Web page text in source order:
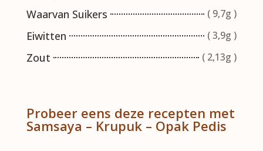
Waarvan Suikers ( 9,7g )
Eiwitten ( 3,9g )
Zout ( 2,13g )
Probeer eens deze recepten met
Samsaya – Krupuk – Opak Pedis